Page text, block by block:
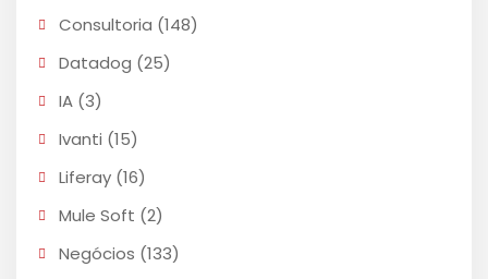
Consultoria (148)
Datadog (25)
IA (3)
Ivanti (15)
Liferay (16)
Mule Soft (2)
Negócios (133)